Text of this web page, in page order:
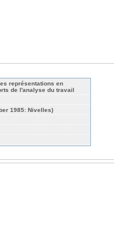
représentations en
de l'analyse du travail
1985: Nivelles)